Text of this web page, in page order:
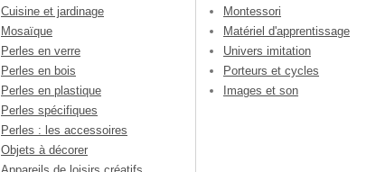
Cuisine et jardinage
Mosaïque
Perles en verre
Perles en bois
Perles en plastique
Perles spécifiques
Perles : les accessoires
Objets à décorer
Montessori
Matériel d'apprentissage
Univers imitation
Porteurs et cycles
Images et son